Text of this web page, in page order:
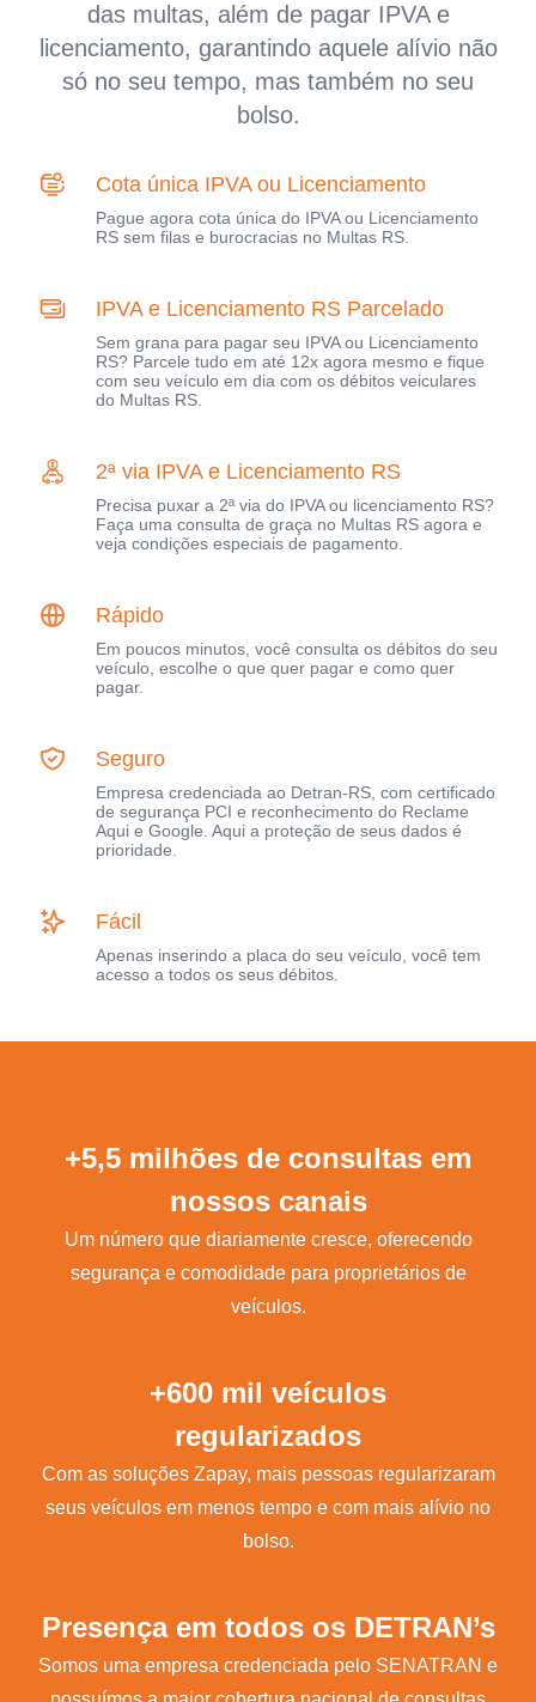
das multas, além de pagar IPVA e
licenciamento, garantindo aquele alívio não
só no seu tempo, mas também no seu
bolso.
Cota única IPVA ou Licenciamento
Pague agora cota única do IPVA ou Licenciamento
RS sem filas e burocracias no Multas RS.
IPVA e Licenciamento RS Parcelado
Sem grana para pagar seu IPVA ou Licenciamento
RS? Parcele tudo em até 12x agora mesmo e fique
com seu veículo em dia com os débitos veiculares
do Multas RS.
2ª via IPVA e Licenciamento RS
Precisa puxar a 2ª via do IPVA ou licenciamento RS?
Faça uma consulta de graça no Multas RS agora e
veja condições especiais de pagamento.
Rápido
Em poucos minutos, você consulta os débitos do seu
veículo, escolhe o que quer pagar e como quer
pagar.
Seguro
Empresa credenciada ao Detran-RS, com certificado
de segurança PCI e reconhecimento do Reclame
Aqui e Google. Aqui a proteção de seus dados é
prioridade.
Fácil
Apenas inserindo a placa do seu veículo, você tem
acesso a todos os seus débitos.
+5,5 milhões de consultas em
nossos canais
Um número que diariamente cresce, oferecendo
segurança e comodidade para proprietários de
veículos.
+600 mil veículos
regularizados
Com as soluções Zapay, mais pessoas regularizaram
seus veículos em menos tempo e com mais alívio no
bolso.
Presença em todos os DETRAN’s
Somos uma empresa credenciada pelo SENATRAN e